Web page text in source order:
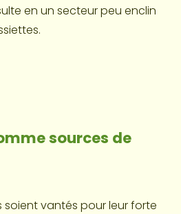
en un secteur peu enclin
sources de
soient vantés pour leur forte